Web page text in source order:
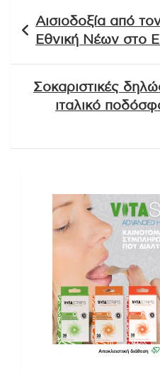
άρθρων
Αισιοδοξία από
Εθνική Νέων στο
Σοκαριστικές
ιταλικό